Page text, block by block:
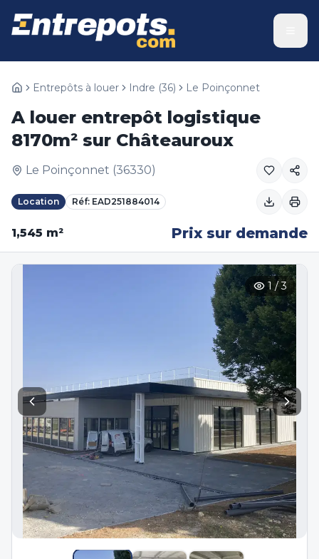
Entrepôts à louer Indre (36) Le Poinçonnet
A louer entrepôt logistique
8170m² sur Châteauroux
Le Poinçonnet (36330)
Location Réf: EAD251884014
1,545 m² Prix sur demande
1 /3